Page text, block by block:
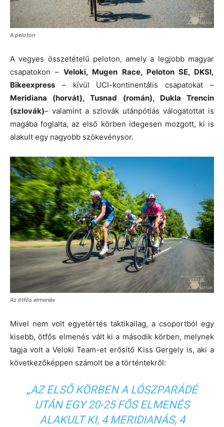
A peloton
A vegyes összetételű peloton, amely a legjobb magyar
csapatokon –Veloki, Mugen Race, Peloton SE, DKSI,
Bikeexpress – kívül UCI-kontinentális csapatokat –
Meridiana (horvát), Tusnad (román), Dukla Trencin
(szlovák)– valamint a szlovák utánpótlás válogatottat is
magába foglalta, az első körben idegesen mozgott, ki is
alakult egy nagyobb szökevénysor.
Az ötfős elmenés
Mivel nem volt egyetértés taktikailag, a csoportból egy
kisebb, ötfős elmenés vált ki a második körben, melynek
tagja volt a Veloki Team-et erősítő Kiss Gergely is, aki a
következőképpen számolt be a történtekről:
„AZ ELSŐ KÖRBEN A LÓSZPARÁDÉ
UTÁN EGY 20-25 FŐS ELMENÉS
ALAKULT KI, 4 MERIDIANÁS, 4